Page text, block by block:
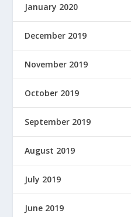
January 2020
December 2019
November 2019
October 2019
September 2019
August 2019
July 2019
June 2019